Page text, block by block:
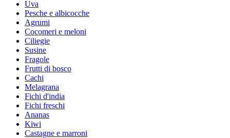
Uva
Pesche e albicocche
Agrumi
Cocomeri e meloni
Ciliegie
Susine
Fragole
Frutti di bosco
Cachi
Melagrana
Fichi d'india
Fichi freschi
Ananas
Kiwi
Castagne e marroni